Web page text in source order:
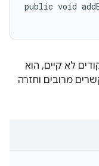
public void
לא קיים, הוא
מרובים וחזרה